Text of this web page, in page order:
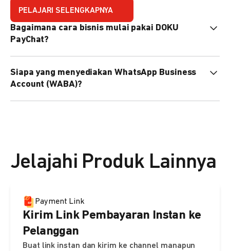
PELAJARI SELENGKAPNYA
Bagaimana cara bisnis mulai pakai DOKU
PayChat?
nanti tim kami bantu setup. Bisa juga pakai nomor
WhatsApp bisnis yang sudah dimiliki sendiri, atau dari
DOKU yang buatkan WhatsApp Bisnis terverifikasi juga
Siapa yang menyediakan WhatsApp Business
Account (WABA)?
Jelajahi Produk Lainnya
Payment Link
Kirim Link Pembayaran Instan ke
Pelanggan
Buat link instan dan kirim ke channel manapun